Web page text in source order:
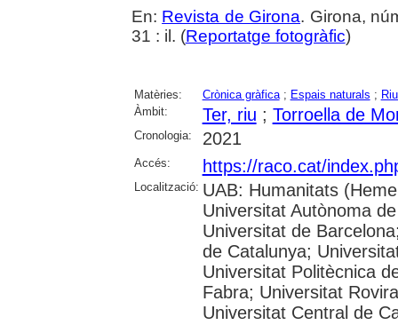
En: Revista de Girona. Girona,
31 : il. (Reportatge fotogràfic)
Matèries: Crònica gràfica; Espais naturals ;
Àmbit:
Ter, riu ; Torroella de
Cronologia: 2021
Accés: https://raco.cat/
Localització: UAB: Humanitats
Universitat Autònoma
Universitat de
de Catalunya;
Universitat Politècnica
Fabra; Universitat
Universitat Central de